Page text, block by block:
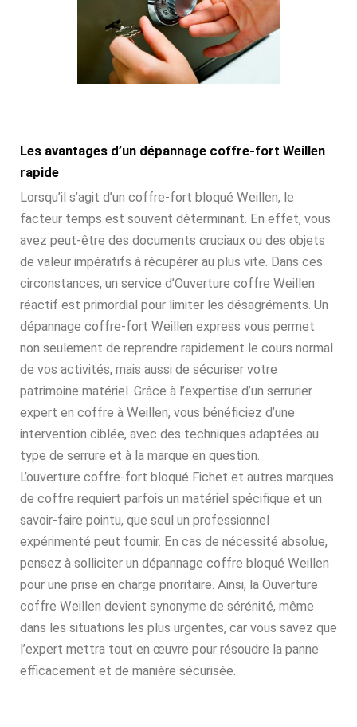
Les avantages d’un dépannage coffre-fort Weillen
rapide
Lorsqu’il s’agit d’un coffre-fort bloqué Weillen, le
facteur temps est souvent déterminant. En effet, vous
avez peut-être des documents cruciaux ou des objets
de valeur impératifs à récupérer au plus vite. Dans ces
circonstances, un service d’Ouverture coffre Weillen
réactif est primordial pour limiter les désagréments. Un
dépannage coffre-fort Weillen express vous permet
non seulement de reprendre rapidement le cours normal
de vos activités, mais aussi de sécuriser votre
patrimoine matériel. Grâce à l’expertise d’un serrurier
expert en coffre à Weillen, vous bénéficiez d’une
intervention ciblée, avec des techniques adaptées au
type de serrure et à la marque en question.
L’ouverture coffre-fort bloqué Fichet et autres marques
de coffre requiert parfois un matériel spécifique et un
savoir-faire pointu, que seul un professionnel
expérimenté peut fournir. En cas de nécessité absolue,
pensez à solliciter un dépannage coffre bloqué Weillen
pour une prise en charge prioritaire. Ainsi, la Ouverture
coffre Weillen devient synonyme de sérénité, même
dans les situations les plus urgentes, car vous savez que
l’expert mettra tout en œuvre pour résoudre la panne
efficacement et de manière sécurisée.